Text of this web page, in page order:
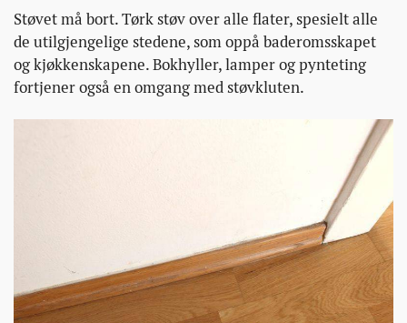
Støvet må bort. Tørk støv over alle flater, spesielt alle
de utilgjengelige stedene, som oppå baderomsskapet
og kjøkkenskapene. Bokhyller, lamper og pynteting
fortjener også en omgang med støvkluten.